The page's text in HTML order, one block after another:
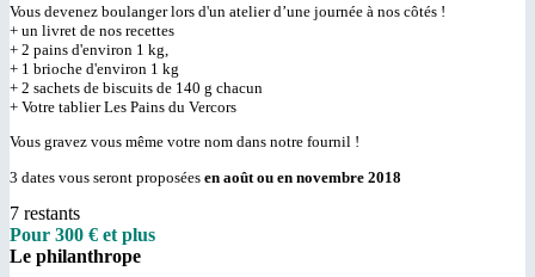
Vous devenez boulanger lors d'un atelier d’une journée à nos côtés !
+ un livret de nos recettes
+ 2 pains d'environ 1 kg,
+ 1 brioche d'environ 1 kg
+ 2 sachets de biscuits de 140 g chacun
+ Votre tablier Les Pains du Vercors
Vous gravez vous même votre nom dans notre fournil !
3 dates vous seront proposées en août ou en novembre 2018
7 restants
Pour 300 € et plus
Le philanthrope